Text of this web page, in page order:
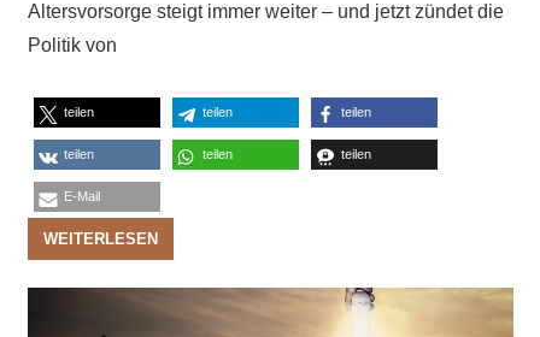
Altersvorsorge steigt immer weiter – und jetzt zündet die
Politik von
teilen teilen teilen
teilen teilen teilen
E-Mail
WEITERLESEN